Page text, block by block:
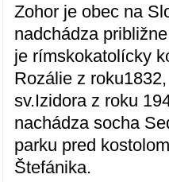
Zohor je obec na
nadchádza
je rímskokatolícky
Rozálie z
sv.Izidora z roku
nachádza socha
parku pred
Štefánika.